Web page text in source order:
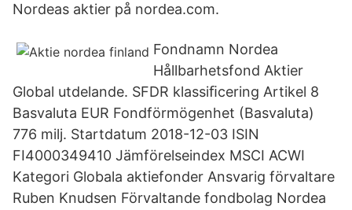
Nordeas aktier på nordea.com.
Fondnamn Nordea
Hållbarhetsfond Aktier
Global utdelande. SFDR klassiﬁcering Artikel 8
Basvaluta EUR Fondförmögenhet (Basvaluta)
776 milj. Startdatum 2018-12-03 ISIN
FI4000349410 Jämförelseindex MSCI ACWI
Kategori Globala aktiefonder Ansvarig förvaltare
Ruben Knudsen Förvaltande fondbolag Nordea